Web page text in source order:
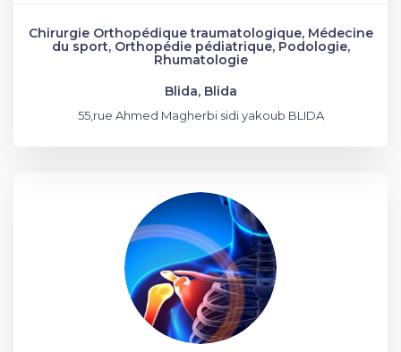
Chirurgie Orthopédique traumatologique, Médecine
du sport, Orthopédie pédiatrique, Podologie,
Rhumatologie
Blida, Blida
55,rue Ahmed Magherbi sidi yakoub BLIDA